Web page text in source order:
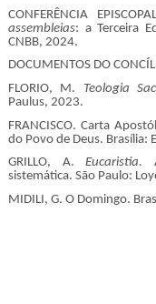
CONFERÊNCIA
assembleias: a Terceira
CNBB, 2024.
DOCUMENTOS DO
FLORIO, M. Teologia
Paulus, 2023.
FRANCISCO. Carta
do Povo de Deus. Brasília:
GRILLO, A.Eucaristia.
sistemática. São Paulo:
MIDILI, G. O Domingo.